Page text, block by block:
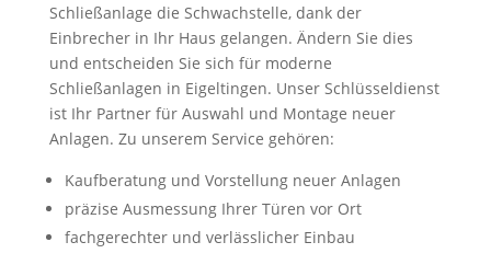
Schließanlage die Schwachstelle, dank der
Einbrecher in Ihr Haus gelangen. Ändern Sie dies
und entscheiden Sie sich für moderne
Schließanlagen in Eigeltingen. Unser Schlüsseldienst
ist Ihr Partner für Auswahl und Montage neuer
Anlagen. Zu unserem Service gehören:
Kaufberatung und Vorstellung neuer Anlagen
präzise Ausmessung Ihrer Türen vor Ort
fachgerechter und verlässlicher Einbau